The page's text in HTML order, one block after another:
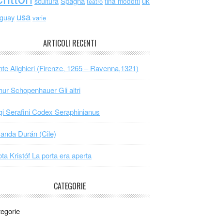
usa varie
ARTICOLI RECENTI
Alighieri (Firenze, 1265 – Ravenna,1321)
Schopenhauer Gli altri
Serafini Codex Seraphinianus
Durán (Cile)
Kristóf La porta era aperta
CATEGORIE